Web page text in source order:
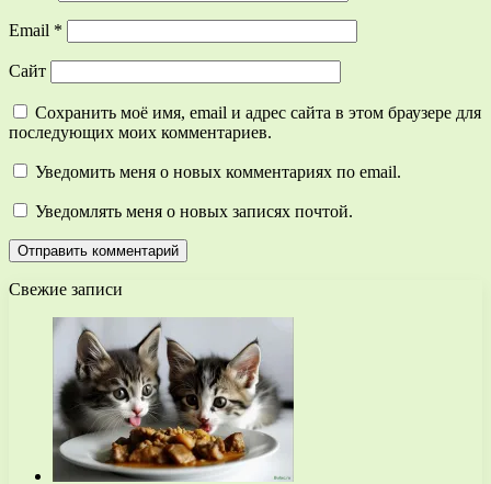
Email *
Сайт
Сохранить моё имя, email и адрес сайта в этом браузере для
последующих моих комментариев.
Уведомить меня о новых комментариях по email.
Уведомлять меня о новых записях почтой.
Свежие записи